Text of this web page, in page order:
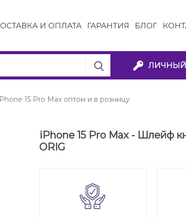
И ОПЛАТА ГАРАНТИЯ БЛОГ
ЛИЧНЫЙ
15 Pro Max оптом и в розницу
iPhone 15 Pro Max - Шлейф
ORIG